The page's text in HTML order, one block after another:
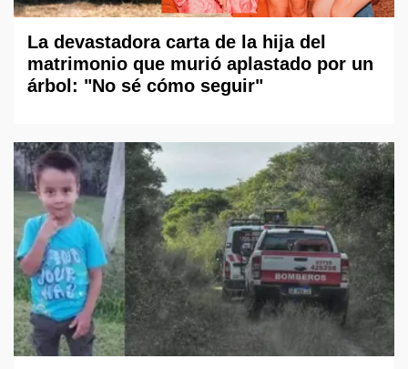
La devastadora carta de la hija del
matrimonio que murió aplastado por un
árbol: "No sé cómo seguir"